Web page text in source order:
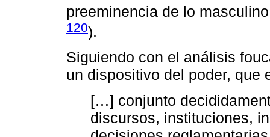
preeminencia de lo
120).
Siguiendo con el análisis
un dispositivo del poder, que
[…] conjunto
discursos, instituciones,